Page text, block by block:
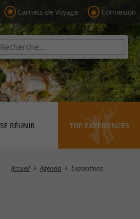
Carnets de Voyage Connexion
SE RÉUNIR TOP EXPÉRIENCES
Masquer la carte
Accueil Agenda Expositions